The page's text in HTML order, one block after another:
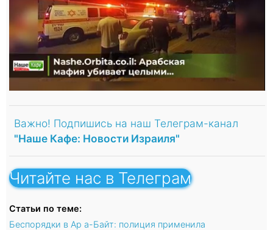
Важно! Подпишись на наш Телеграм-канал
"Наше Кафе: Новости Израиля"
Читайте нас в Телеграм
Статьи по теме:
Беспорядки в Ар а-Байт: полиция применила